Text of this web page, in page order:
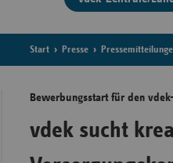
Start Presse
Bewerbungsstart für den
vdek sucht